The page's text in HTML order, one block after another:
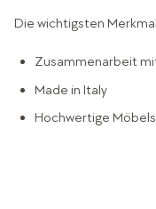
Die wichtigsten
Zusammenarbeit
Made in Italy
Hochwertige